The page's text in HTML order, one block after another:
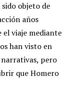
objeto de
años
viaje mediante
han visto en
pero
que Homero